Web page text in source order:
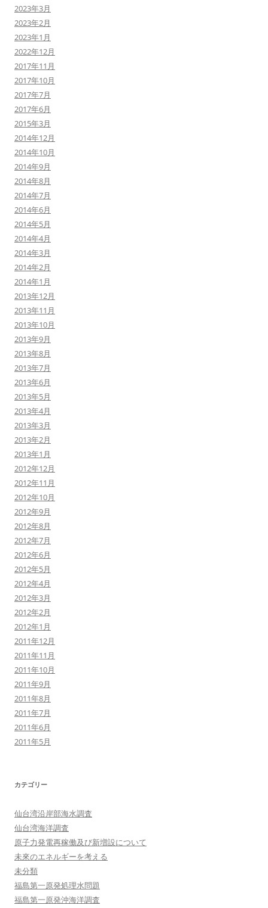
2023年3月
2023年2月
2023年1月
2022年12月
2017年11月
2017年10月
2017年7月
2017年6月
2015年3月
2014年12月
2014年10月
2014年9月
2014年8月
2014年7月
2014年6月
2014年5月
2014年4月
2014年3月
2014年2月
2014年1月
2013年12月
2013年11月
2013年10月
2013年9月
2013年8月
2013年7月
2013年6月
2013年5月
2013年4月
2013年3月
2013年2月
2013年1月
2012年12月
2012年11月
2012年10月
2012年9月
2012年8月
2012年7月
2012年6月
2012年5月
2012年4月
2012年3月
2012年2月
2012年1月
2011年12月
2011年11月
2011年10月
2011年9月
2011年8月
2011年7月
2011年6月
2011年5月
カテゴリー
仙台湾沿岸部海水調査
仙台湾海洋調査
原子力発電再稼働及び新増設について
未來のエネルギーを考える
未分類
福島第一原発処理水問題
福島第一原発沖海洋調査